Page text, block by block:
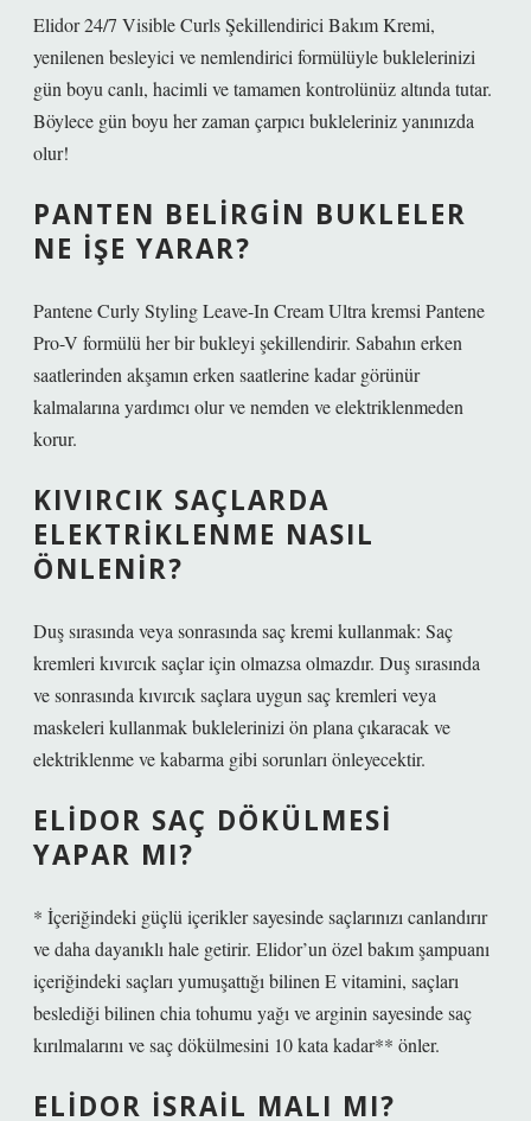
Elidor 24/7 Visible Curls Şekillendirici Bakım Kremi,
yenilenen besleyici ve nemlendirici formülüyle buklelerinizi
gün boyu canlı, hacimli ve tamamen kontrolünüz altında tutar.
Böylece gün boyu her zaman çarpıcı bukleleriniz yanınızda
olur!
PANTEN BELIRGIN BUKLELER
NE IŞE YARAR?
Pantene Curly Styling Leave-In Cream Ultra kremsi Pantene
Pro-V formülü her bir bukleyi şekillendirir. Sabahın erken
saatlerinden akşamın erken saatlerine kadar görünür
kalmalarına yardımcı olur ve nemden ve elektriklenmeden
korur.
KIVIRCIK SAÇLARDA
ELEKTRIKLENME NASIL
ÖNLENIR?
Duş sırasında veya sonrasında saç kremi kullanmak: Saç
kremleri kıvırcık saçlar için olmazsa olmazdır. Duş sırasında
ve sonrasında kıvırcık saçlara uygun saç kremleri veya
maskeleri kullanmak buklelerinizi ön plana çıkaracak ve
elektriklenme ve kabarma gibi sorunları önleyecektir.
ELIDOR SAÇ DÖKÜLMESI
YAPAR MI?
* İçeriğindeki güçlü içerikler sayesinde saçlarınızı canlandırır
ve daha dayanıklı hale getirir. Elidor’un özel bakım şampuanı
içeriğindeki saçları yumuşattığı bilinen E vitamini, saçları
beslediği bilinen chia tohumu yağı ve arginin sayesinde saç
kırılmalarını ve saç dökülmesini 10 kata kadar** önler.
ELIDOR İSRAIL MALI MI?